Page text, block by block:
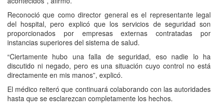
Reconoció que como director general es el representante legal
del hospital, pero explicó que los servicios de seguridad son
proporcionados por empresas externas contratadas por
instancias superiores del sistema de salud.
“Ciertamente hubo una falla de seguridad, eso nadie lo ha
discutido ni negado, pero es una situación cuyo control no está
directamente en mis manos”, explicó.
El médico reiteró que continuará colaborando con las autoridades
hasta que se esclarezcan completamente los hechos.